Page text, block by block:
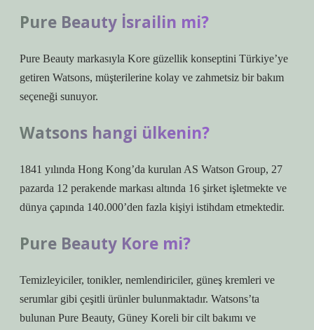
Pure Beauty İsrailin mi?
Pure Beauty markasıyla Kore güzellik konseptini Türkiye’ye
getiren Watsons, müşterilerine kolay ve zahmetsiz bir bakım
seçeneği sunuyor.
Watsons hangi ülkenin?
1841 yılında Hong Kong’da kurulan AS Watson Group, 27
pazarda 12 perakende markası altında 16 şirket işletmekte ve
dünya çapında 140.000’den fazla kişiyi istihdam etmektedir.
Pure Beauty Kore mi?
Temizleyiciler, tonikler, nemlendiriciler, güneş kremleri ve
serumlar gibi çeşitli ürünler bulunmaktadır. Watsons’ta
bulunan Pure Beauty, Güney Koreli bir cilt bakımı ve